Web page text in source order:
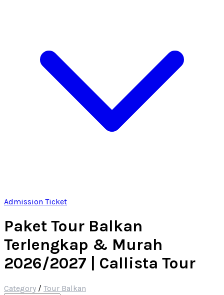
Admission Ticket
Paket Tour Balkan
Terlengkap & Murah
2026/2027 | Callista Tour
Category / Tour Balkan